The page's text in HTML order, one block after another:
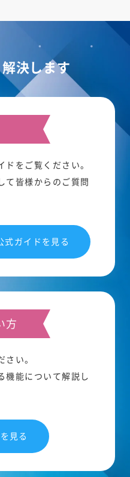
決します
ドをご覧ください。
て皆様からのご質問
式ガイドを見る
方
さい。
機能について解説し
見る